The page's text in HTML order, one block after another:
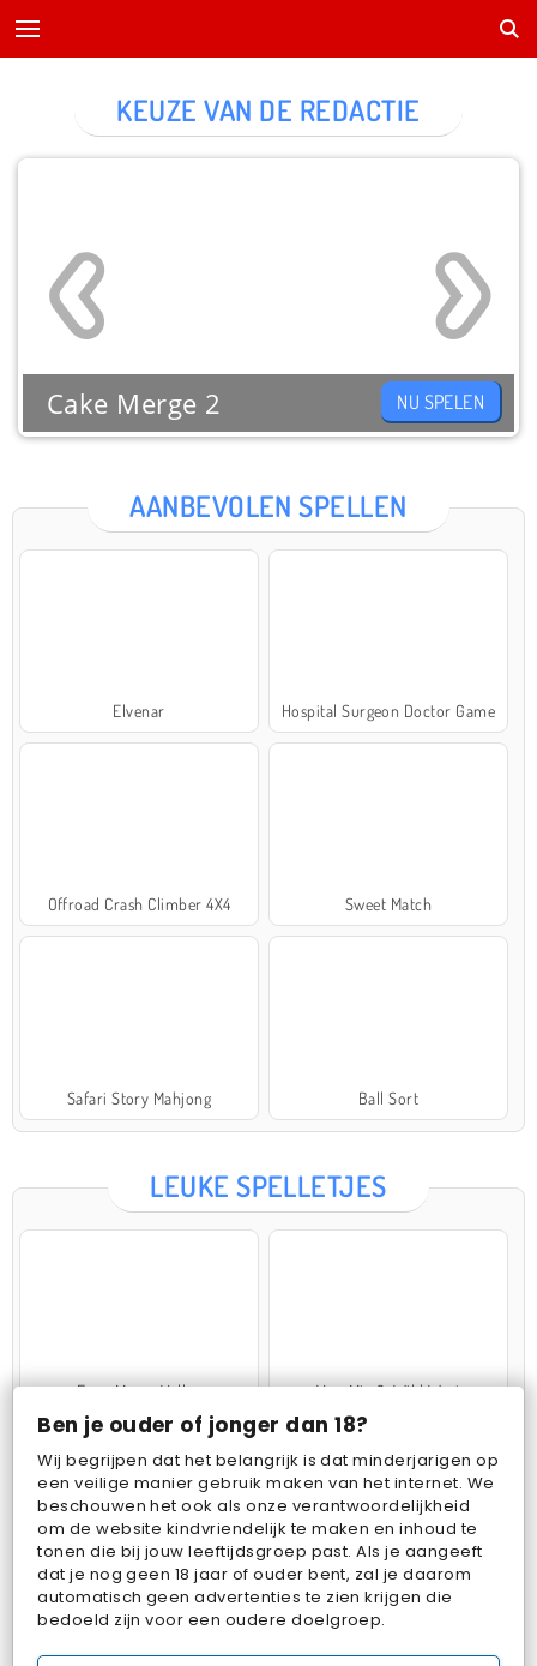
Ben je ouder of jonger dan 18?
Wij begrijpen dat het belangrijk is dat minderjarigen op
een veilige manier gebruik maken van het internet. We
beschouwen het ook als onze verantwoordelijkheid
om de website kindvriendelijk te maken en inhoud te
tonen die bij jouw leeftijdsgroep past. Als je aangeeft
dat je nog geen 18 jaar of ouder bent, zal je daarom
automatisch geen advertenties te zien krijgen die
bedoeld zijn voor een oudere doelgroep.
AANBEVOLEN SPELLEN
Elvenar Hospital Surgeon Doctor Game
Offroad Crash Climber 4X4 Sweet Match
Safari Story Mahjong Ball Sort
KEUZE VAN DE REDACTIE
Cake Merge 2 NU SPELEN
LEUKE SPELLETJES
Farm Merge Valley VegaMix 2: Wild West
Pop Fruit Bubbits